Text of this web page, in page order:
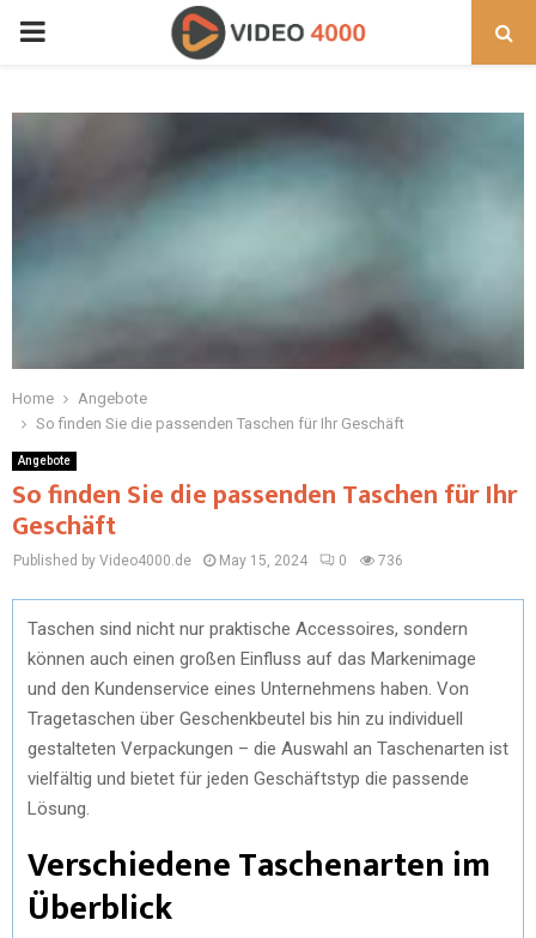
PRIMARY
Home
Angebote
So finden Sie die passenden Taschen für Ihr Geschäft
Angebote
So finden Sie die passenden Taschen für Ihr
Geschäft
Published by Video4000.de May 15, 2024 0 736
Taschen sind nicht nur praktische Accessoires, sondern
können auch einen großen Einfluss auf das Markenimage
und den Kundenservice eines Unternehmens haben. Von
Tragetaschen über Geschenkbeutel bis hin zu individuell
gestalteten Verpackungen – die Auswahl an Taschenarten ist
vielfältig und bietet für jeden Geschäftstyp die passende
Lösung.
Verschiedene Taschenarten im
Überblick